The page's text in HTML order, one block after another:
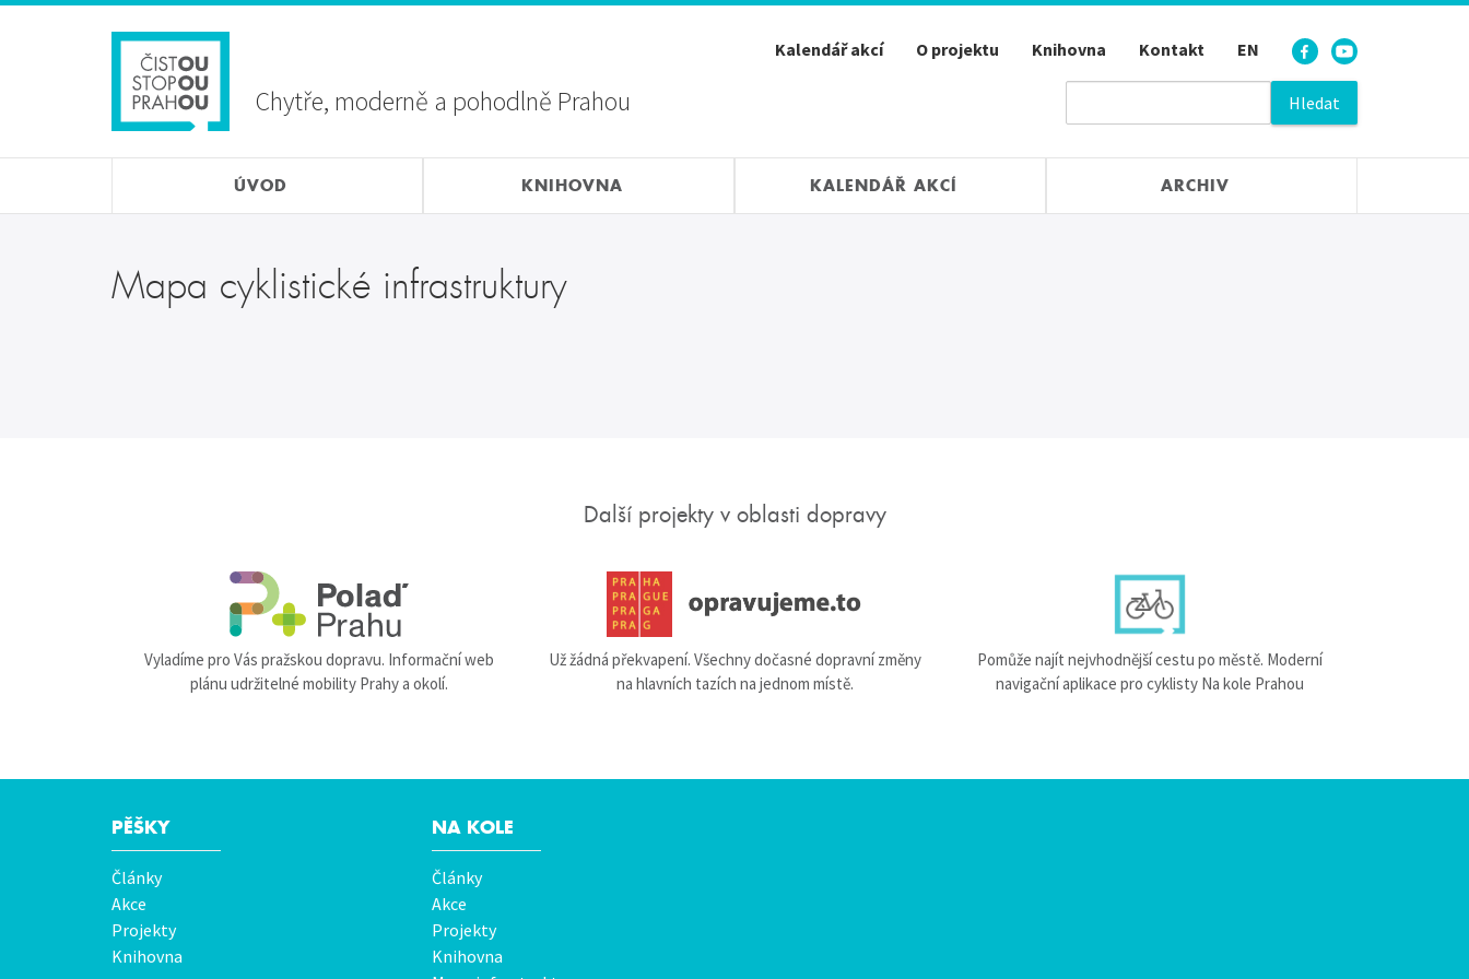
Chytře, moderně a pohodlně Prahou
menu
Kalendář akcí O projektu Knihovna Kontakt EN
ÚVOD KNIHOVNA KALENDÁŘ AKCÍ ARCHIV
Mapa cyklistické infrastruktury
Další projekty v oblasti dopravy
Vyladíme pro Vás pražskou dopravu. Informační web
plánu udržitelné mobility Prahy a okolí.
Už žádná překvapení. Všechny dočasné dopravní změny
na hlavních tazích na jednom místě.
Pomůže najít nejvhodnější cestu po městě. Moderní
navigační aplikace pro cyklisty Na kole Prahou
Hlavní
menu
PĚŠKY
Články
Akce
Projekty
Knihovna
NA KOLE
Články
Akce
Projekty
Knihovna